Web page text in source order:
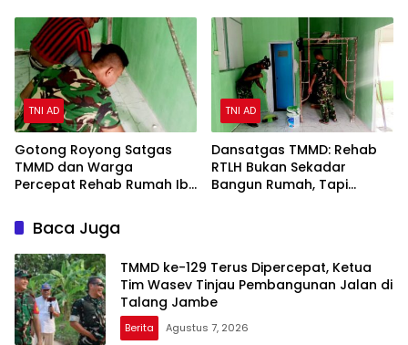
Target
TNI AD
Gotong Royong Satgas
TMMD dan Warga
Percepat Rehab Rumah Ibu
TNI AD
Dansatgas TMMD: Rehab
RTLH Bukan Sekadar
Bangun Rumah, Tapi
Baca Juga
TMMD ke-129 Terus Dipercepat, Ketua
Tim Wasev Tinjau Pembangunan Jalan di
Talang Jambe
Berita Agustus 7, 2026